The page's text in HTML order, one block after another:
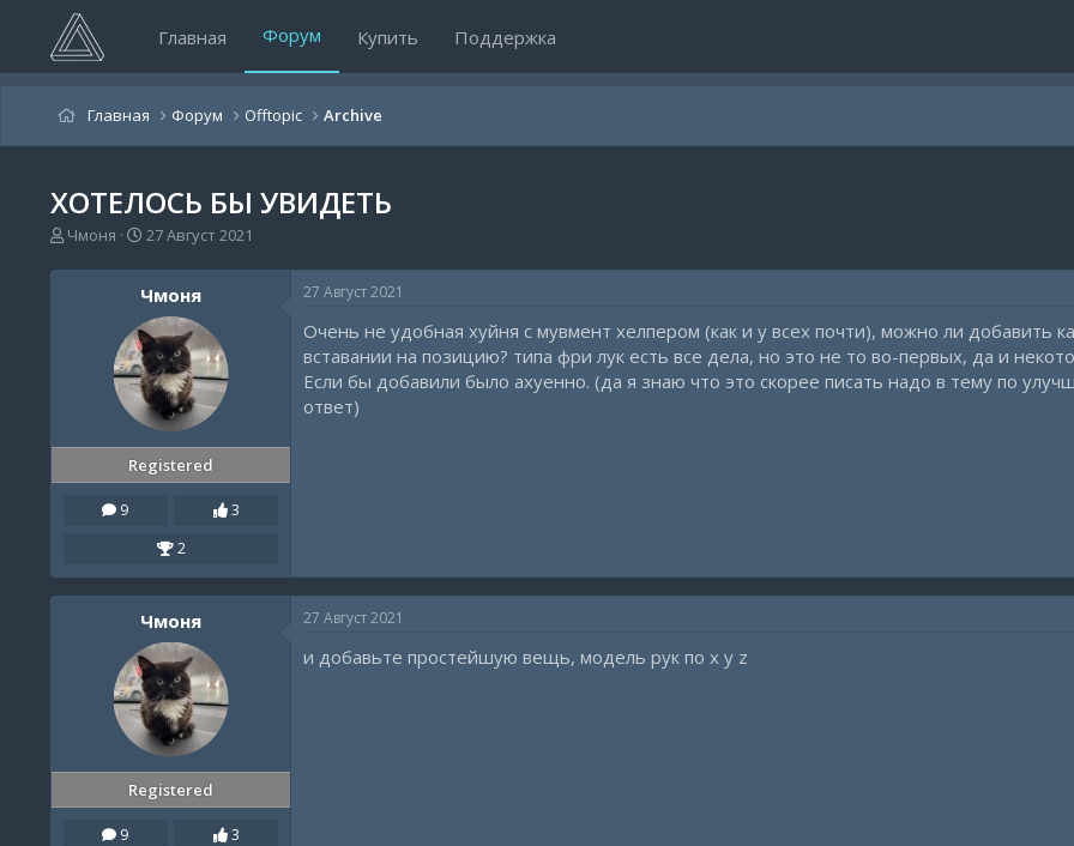
Главная Форум Купить Поддержка
Главная Форум Offtopic Archive
ХОТЕЛОСЬ БЫ УВИДЕТЬ
А
т
Чмоня
Д
т
а
н
а
ч
а
л
а
27 Август 2021
Чмоня
Registered
9
3
2
27 Август 2021
Очень не удобная хуйня с мувмент хелпером (как и у всех почти), можно ли добавить
вставании на позицию? типа фри лук есть все дела, но это не то во-первых, да и
Если бы добавили было ахуенно. (да я знаю что это скорее писать надо в тему по
ответ)
Чмоня
Registered
9
3
27 Август 2021
и добавьте простейшую вещь, модель рук по x y z